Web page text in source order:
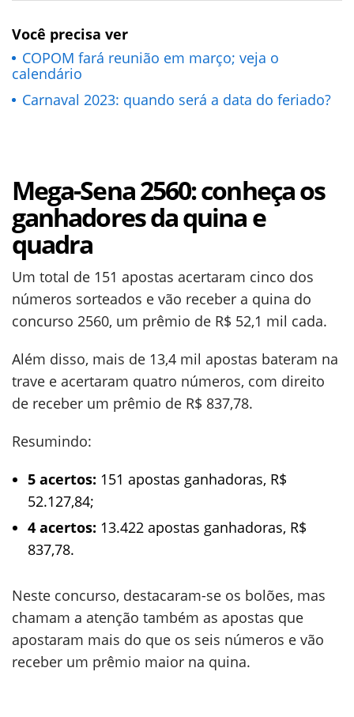
Você precisa ver
COPOM fará reunião em março; veja o
calendário
Carnaval 2023: quando será a data do feriado?
Mega-Sena 2560: conheça os
ganhadores da quina e
quadra
Um total de 151 apostas acertaram cinco dos
números sorteados e vão receber a quina do
concurso 2560, um prêmio de R$ 52,1 mil cada.
Além disso, mais de 13,4 mil apostas bateram na
trave e acertaram quatro números, com direito
de receber um prêmio de R$ 837,78.
Resumindo:
5 acertos: 151 apostas ganhadoras, R$
52.127,84;
4 acertos: 13.422 apostas ganhadoras, R$
837,78.
Neste concurso, destacaram-se os bolões, mas
chamam a atenção também as apostas que
apostaram mais do que os seis números e vão
receber um prêmio maior na quina.